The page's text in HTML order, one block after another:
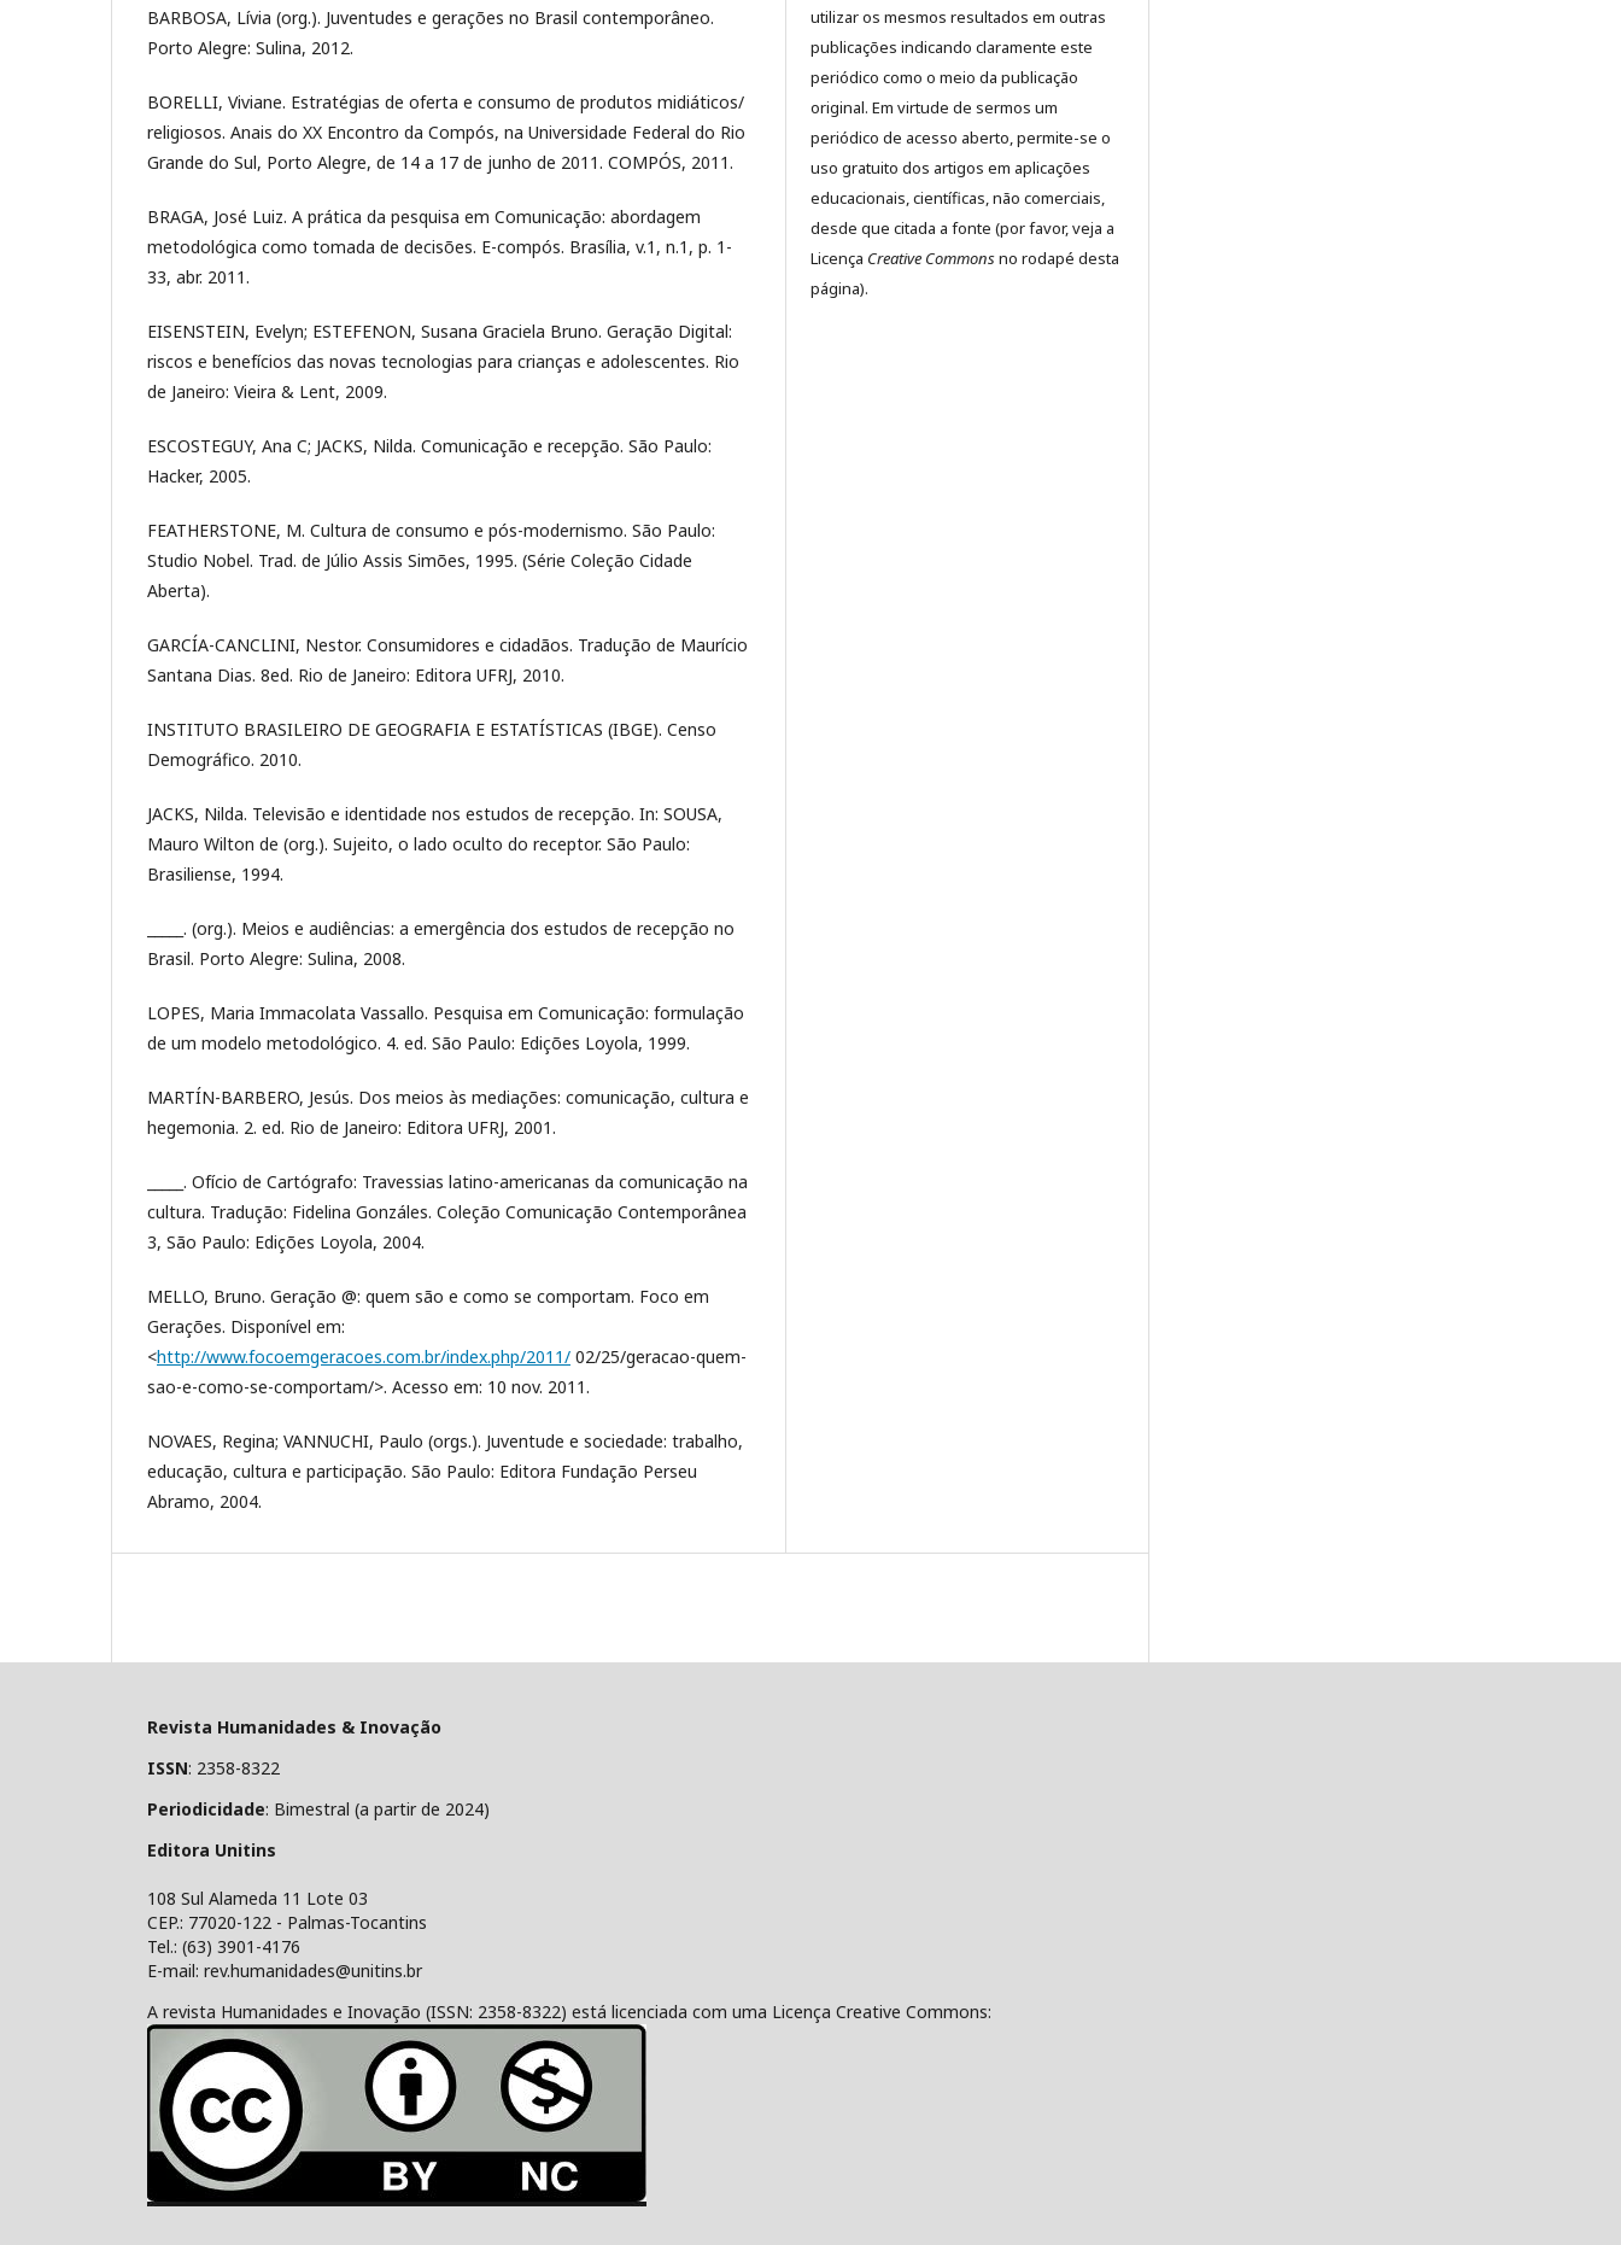
BARBOSA, Lívia (org.). Juventudes e gerações no Brasil contemporâneo.
Porto Alegre: Sulina, 2012.
BORELLI, Viviane. Estratégias de oferta e consumo de produtos midiáticos/
religiosos. Anais do XX Encontro da Compós, na Universidade Federal do Rio
Grande do Sul, Porto Alegre, de 14 a 17 de junho de 2011. COMPÓS, 2011.
BRAGA, José Luiz. A prática da pesquisa em Comunicação: abordagem
metodológica como tomada de decisões. E-compós. Brasília, v.1, n.1, p. 1-
33, abr. 2011.
EISENSTEIN, Evelyn; ESTEFENON, Susana Graciela Bruno. Geração Digital:
riscos e benefícios das novas tecnologias para crianças e adolescentes. Rio
de Janeiro: Vieira & Lent, 2009.
ESCOSTEGUY, Ana C; JACKS, Nilda. Comunicação e recepção. São Paulo:
Hacker, 2005.
FEATHERSTONE, M. Cultura de consumo e pós-modernismo. São Paulo:
Studio Nobel. Trad. de Júlio Assis Simões, 1995. (Série Coleção Cidade
Aberta).
GARCÍA-CANCLINI, Nestor. Consumidores e cidadãos. Tradução de Maurício
Santana Dias. 8ed. Rio de Janeiro: Editora UFRJ, 2010.
INSTITUTO BRASILEIRO DE GEOGRAFIA E ESTATÍSTICAS (IBGE). Censo
Demográfico. 2010.
JACKS, Nilda. Televisão e identidade nos estudos de recepção. In: SOUSA,
Mauro Wilton de (org.). Sujeito, o lado oculto do receptor. São Paulo:
Brasiliense, 1994.
_____. (org.). Meios e audiências: a emergência dos estudos de recepção no
Brasil. Porto Alegre: Sulina, 2008.
LOPES, Maria Immacolata Vassallo. Pesquisa em Comunicação: formulação
de um modelo metodológico. 4. ed. São Paulo: Edições Loyola, 1999.
MARTÍN-BARBERO, Jesús. Dos meios às mediações: comunicação, cultura e
hegemonia. 2. ed. Rio de Janeiro: Editora UFRJ, 2001.
_____. Ofício de Cartógrafo: Travessias latino-americanas da comunicação na
cultura. Tradução: Fidelina Gonzáles. Coleção Comunicação Contemporânea
3, São Paulo: Edições Loyola, 2004.
MELLO, Bruno. Geração @: quem são e como se comportam. Foco em
Gerações. Disponível em:
<http://www.focoemgeracoes.com.br/index.php/2011/ 02/25/geracao-quem-
sao-e-como-se-comportam/>. Acesso em: 10 nov. 2011.
NOVAES, Regina; VANNUCHI, Paulo (orgs.). Juventude e sociedade: trabalho,
educação, cultura e participação. São Paulo: Editora Fundação Perseu
Abramo, 2004.
utilizar os mesmos resultados em outras
publicações indicando claramente este
periódico como o meio da publicação
original. Em virtude de sermos um
periódico de acesso aberto, permite-se o
uso gratuito dos artigos em aplicações
educacionais, científicas, não comerciais,
desde que citada a fonte (por favor, veja a
Licença Creative Commonsno rodapé desta
página).
Revista Humanidades & Inovação
ISSN: 2358-8322
Periodicidade: Bimestral (a partir de 2024)
Editora Unitins
108 Sul Alameda 11 Lote 03
CEP.: 77020-122 - Palmas-Tocantins
Tel.: (63) 3901-4176
E-mail: rev.humanidades@unitins.br
A revista Humanidades e Inovação (ISSN: 2358-8322) está licenciada com uma Licença Creative Commons: